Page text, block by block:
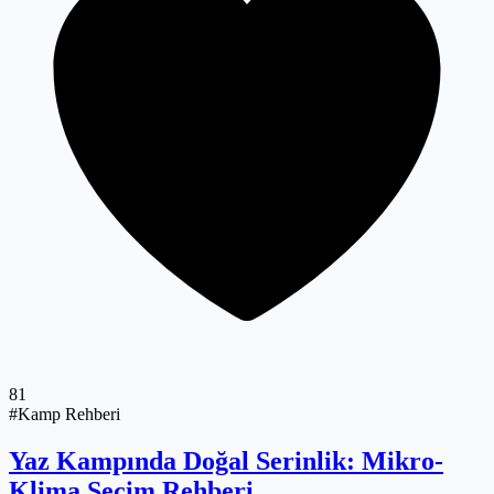
81
#Kamp Rehberi
Yaz Kampında Doğal Serinlik: Mikro-